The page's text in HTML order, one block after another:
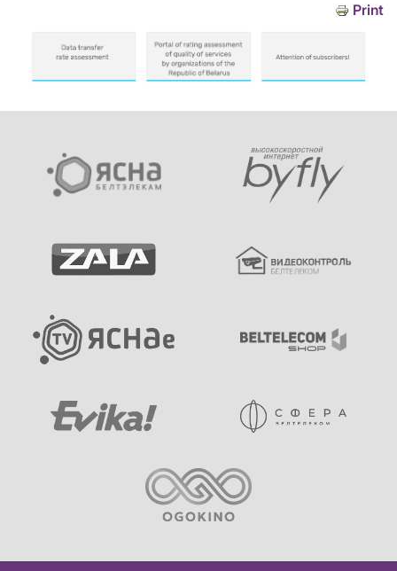
Print